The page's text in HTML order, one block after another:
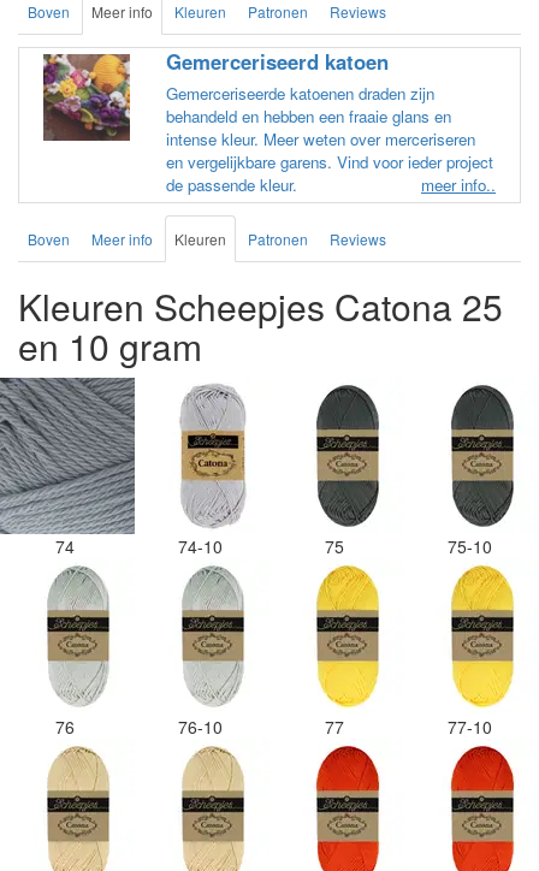
Boven Meer info Kleuren Patronen Reviews
Gemerceriseerd katoen
Gemerceriseerde katoenen draden zijn
behandeld en hebben een fraaie glans en
intense kleur. Meer weten over merceriseren
en vergelijkbare garens. Vind voor ieder project
de passende kleur.
meer info..
Boven Meer info Kleuren Patronen Reviews
Kleuren Scheepjes Catona 25
en 10 gram
74 74-10 75 75-10
76 76-10 77 77-10